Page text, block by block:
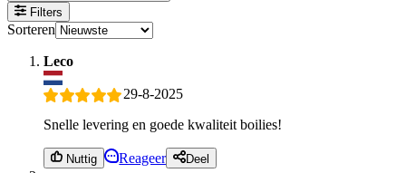
Filters
Sorteren
Leco
29-8-2025
Snelle levering en goede kwaliteit boilies!
Nuttig Reageer Deel